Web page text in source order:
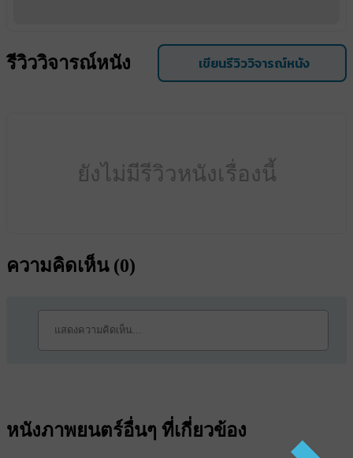
รีวิววิจารณ์หนัง เขียนรีวิววิจารณ์หนัง
ยังไม่มีรีวิวหนังเรื่องนี้
ความคิดเห็น (0)
หนังภาพยนตร์อื่นๆ ที่เกี่ยวข้อง